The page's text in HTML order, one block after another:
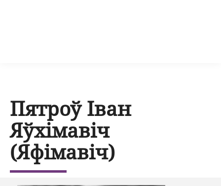
Пятроў Іван
Яўхімавіч
(Яфімавіч)